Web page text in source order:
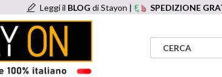
Leggi il BLOG di Stayon | SPEDIZIONE